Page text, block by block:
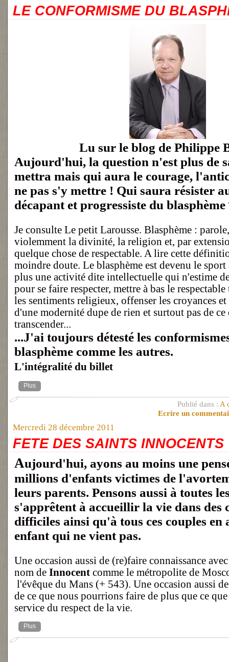
LE CONFORMISME DU
Lu sur le blog de Philippe
Aujourd'hui, la question n'est plus de
mettra mais qui aura le courage,
ne pas s'y mettre ! Qui saura résister
décapant et progressiste du blasphème
Je consulte Le petit Larousse. Blasphème :
violemment la divinité, la religion et, par
quelque chose de respectable. A lire cette
moindre doute. Le blasphème est devenu le
plus une activité dite intellectuelle qui n'estime
pour se faire respecter, mettre à bas le
les sentiments religieux, offenser les croyances et
d'une modernité dupe de rien et surtout pas de
transcender...
...J'ai toujours détesté les
blasphème comme les autres.
L'intégralité du billet
Plus
Publié dans : A
Ecrire un
Mercredi 28 décembre 2011
FETE DES SAINTS INNOCENTS
Aujourd'hui, ayons au moins une pensée pour les
millions d'enfants victimes de
leurs parents. Pensons aussi à toutes
s'apprêtent à accueillir la vie dans des
difficiles ainsi qu'à tous ces couples en
enfant qui ne vient pas.
Une occasion aussi de (re)faire connaissance
nom de Innocent comme le métropolite de
l'évêque du Mans (+ 543). Une occasion aussi
de ce que nous pourrions faire de plus que ce
service du respect de la vie.
Plus